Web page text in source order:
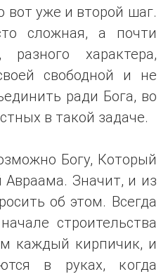
вот уже и второй шаг.
сложная, а почти
характера,
свободной и не
ради Бога, во
в такой задаче.
Богу, Который
Значит, и из
об этом. Всегда
строительства
каждый кирпичик, и
в руках, когда